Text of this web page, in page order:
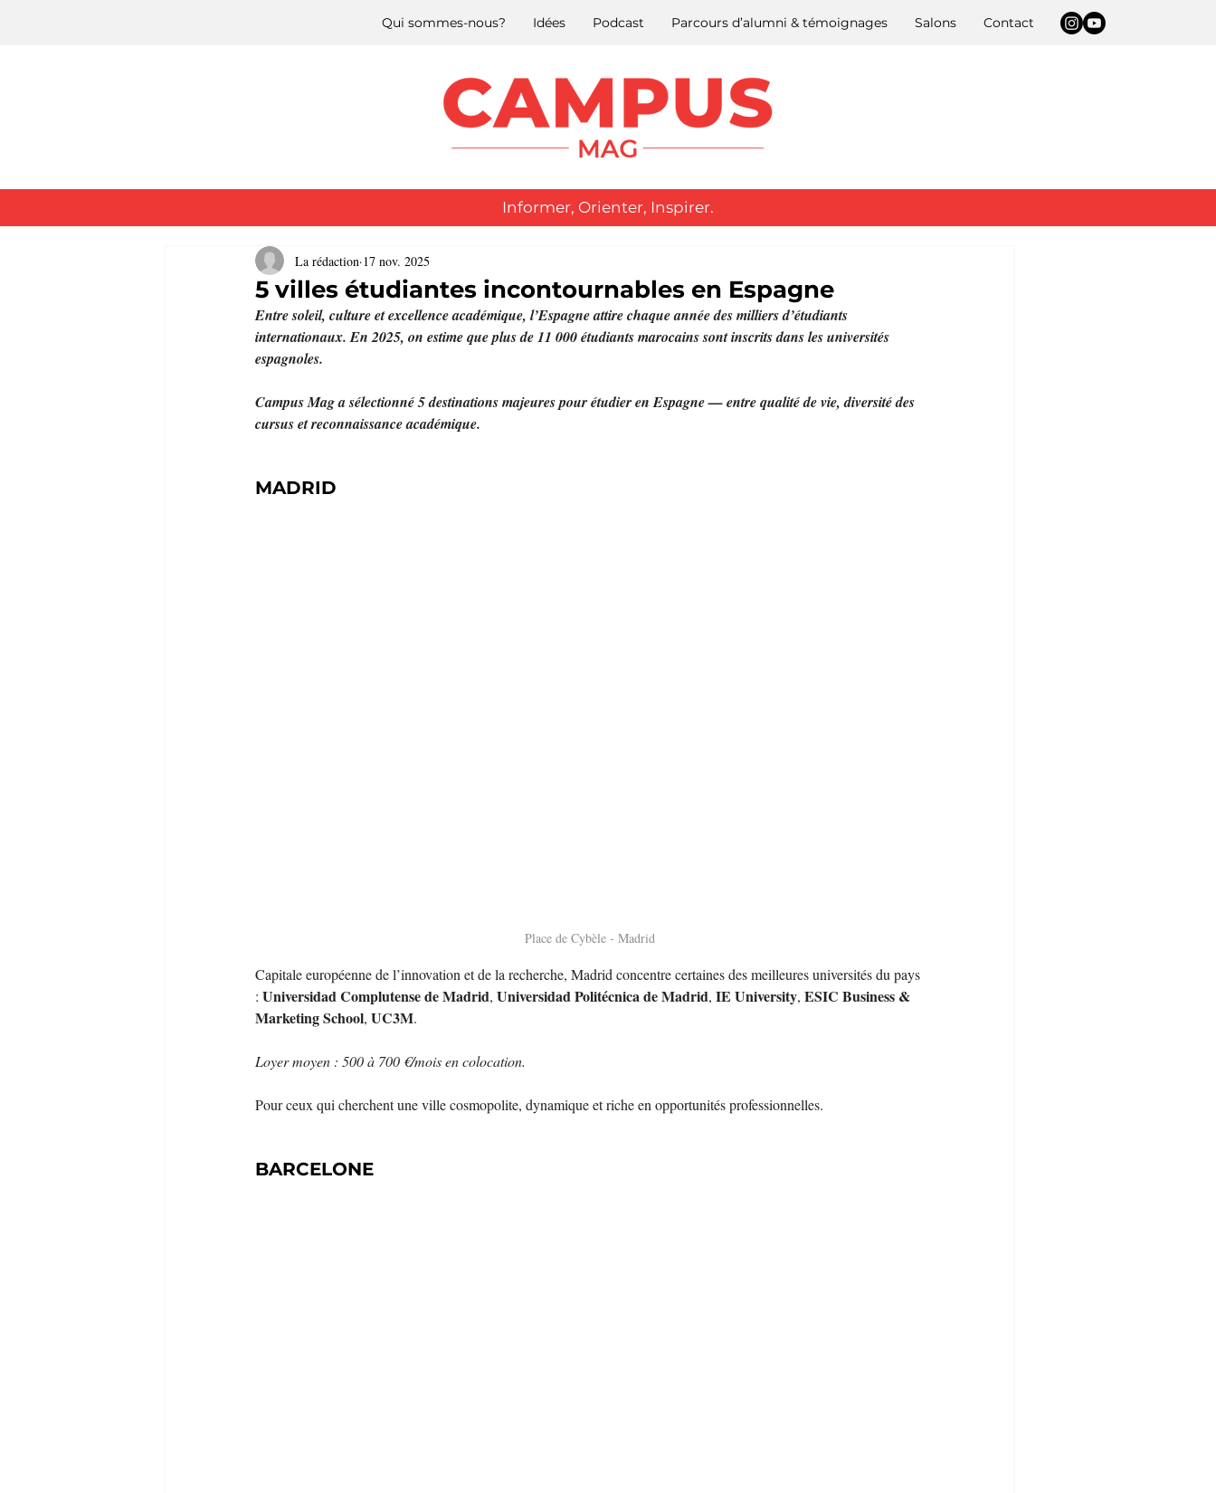
Qui sommes-nous? Idées Podcast Parcours d’alumni & témoignages Salons Contact
Informer, Orienter, Inspirer.
5 villes étudiantes incontournables en Espagne
La rédaction 17 nov. 2025
Entre soleil, culture et excellence académique, l’Espagne attire chaque année des milliers d’étudiants
internationaux. En 2025, on estime que plus de 11 000 étudiants marocains sont inscrits dans les universités
espagnoles.
Campus Mag a sélectionné 5 destinations majeures pour étudier en Espagne — entre qualité de vie, diversité des
cursus et reconnaissance académique.
MADRID
Place de Cybèle - Madrid
Capitale européenne de l’innovation et de la recherche, Madrid concentre certaines des meilleures universités du pays
: Universidad Complutense de Madrid, Universidad Politécnica de Madrid, IE University, ESIC Business &
Marketing School, UC3M.
Loyer moyen : 500 à 700 €/mois en colocation.
Pour ceux qui cherchent une ville cosmopolite, dynamique et riche en opportunités professionnelles.
BARCELONE